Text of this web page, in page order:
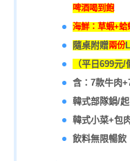
啤酒喝到飽
海鮮：草蝦+蛤
隨桌附贈兩份
（平日699元/
含：7款牛肉
韓式部隊鍋/起
韓式小菜+包
飲料無限暢飲